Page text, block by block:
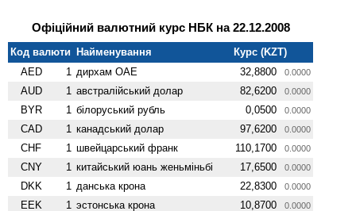
Офіційний валютний курс НБК на 22.12.2008
Код валюти Найменування
Курс (KZT)
AED
1 дирхам ОАЕ 32,8800 0.0000
AUD 1 австралійський долар 82,6200 0.0000
BYR 1 білоруський рубль 0,0500 0.0000
CAD 1 канадський долар 97,6200 0.0000
CHF 1 швейцарський франк 110,1700 0.0000
CNY 1 китайський юань женьмiньбi 17,6500 0.0000
DKK 1 данська крона 22,8300 0.0000
EEK 1 эстонська крона 10,8700 0.0000